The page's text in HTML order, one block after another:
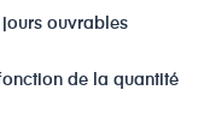
ouvrables
de la quantité